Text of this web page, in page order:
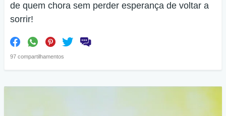
de quem chora sem perder esperança de voltar a
sorrir!
97 compartilhamentos